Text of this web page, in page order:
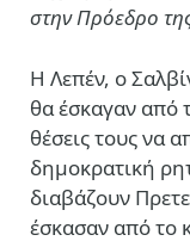
στην Πρόεδρο
Η Λεπέν, ο
θα έσκαγαν από
θέσεις τους να
δημοκρατική
διαβάζουν
έσκασαν από το